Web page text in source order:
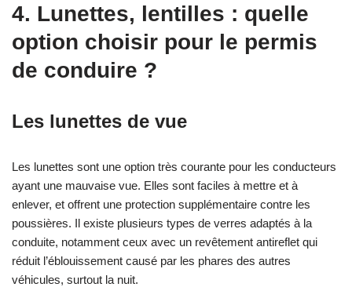
4. Lunettes, lentilles : quelle
option choisir pour le permis
de conduire ?
Les lunettes de vue
Les lunettes sont une option très courante pour les conducteurs
ayant une mauvaise vue. Elles sont faciles à mettre et à
enlever, et offrent une protection supplémentaire contre les
poussières. Il existe plusieurs types de verres adaptés à la
conduite, notamment ceux avec un revêtement antireflet qui
réduit l’éblouissement causé par les phares des autres
véhicules, surtout la nuit.